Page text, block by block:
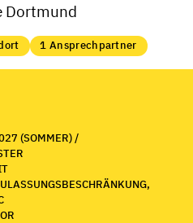
Dortmund
1 Ansprechpartner
(SOMMER) /